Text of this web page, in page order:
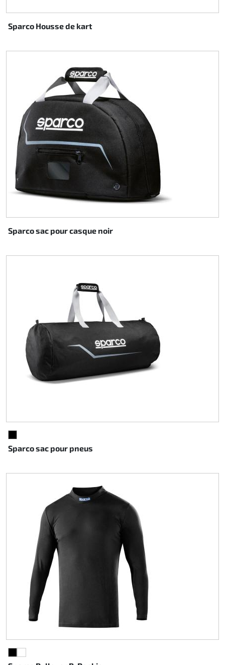
Sparco Housse de kart
Sparco sac pour casque noir
Sparco sac pour pneus
NOIR
NOIRBLANC